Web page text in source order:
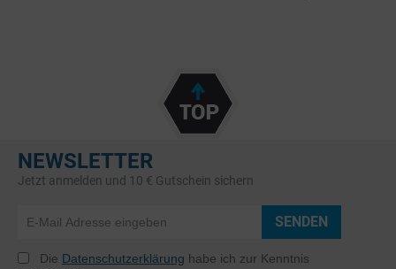
NEWSLETTER
Jetzt anmelden und 10 € Gutschein sichern
SENDEN
Die Datenschutzerklärung habe ich zur Kenntnis